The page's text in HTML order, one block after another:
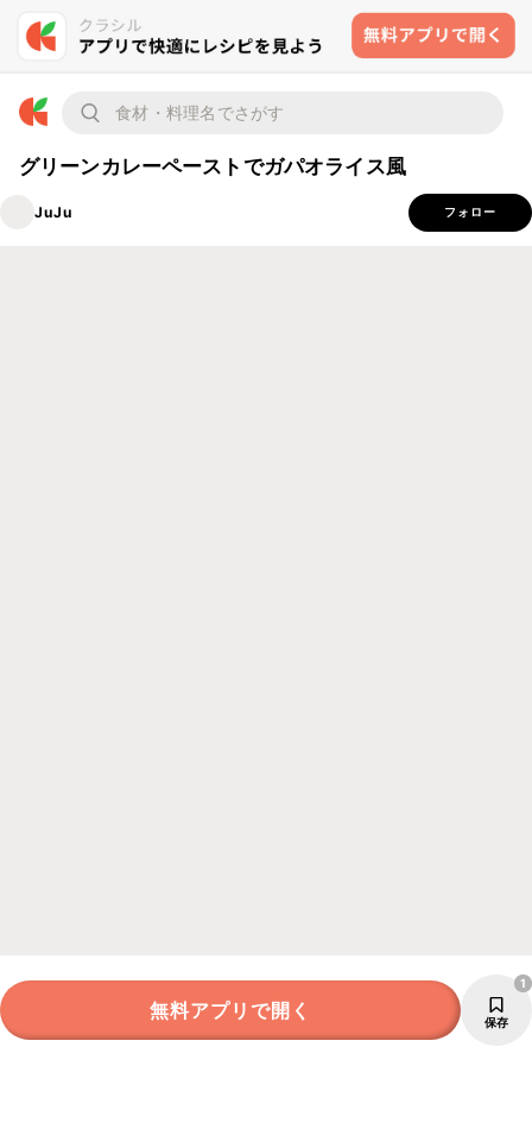
グリーンカレーペーストでガパオライス風
JuJu フォロー
無料アプリで開く 保存
1